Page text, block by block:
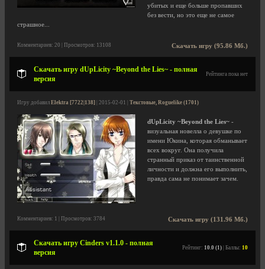
убитых и еще больше пропавших
без вести, но это еще не самое
страшное...
Скачать игру (95.86 Мб.)
Комментариев: 20 | Просмотров: 13108
Скачать игру dUpLicity ~Beyond the Lies~ - полная
версия
Рейтинга пока нет
Игру добавил Elektra [7722|138] | 2015-02-01 | Текстовые, Roguelike (1701)
dUpLicity ~Beyond the Lies~ -
визуальная новелла о девушке по
имени Юкина, которая обманывает
всех вокруг. Она получила
странный приказ от таинственной
личности и должна его выполнить,
правда сама не понимает зачем.
Скачать игру (131.96 Мб.)
Комментариев: 1 | Просмотров: 3784
Скачать игру Cinders v1.1.0 - полная
версия
Рейтинг: 10.0 (1) | Баллы: 10